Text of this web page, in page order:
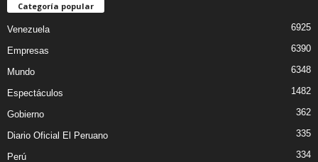
Categoría popular
Venezuela 6925
Empresas 6390
Mundo 6348
Espectáculos 1482
Gobierno 362
Diario Oficial El Peruano 335
Perú 334